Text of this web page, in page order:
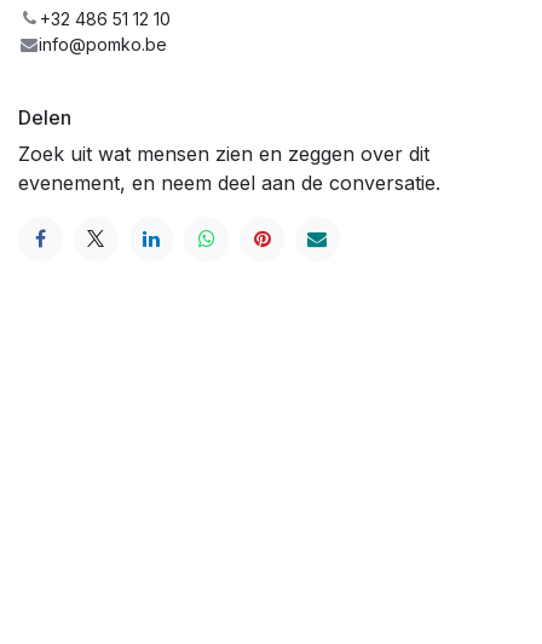
+32 486 51 12 10
info@pomko.be
Delen
Zoek uit wat mensen zien en zeggen over dit
evenement, en neem deel aan de conversatie.